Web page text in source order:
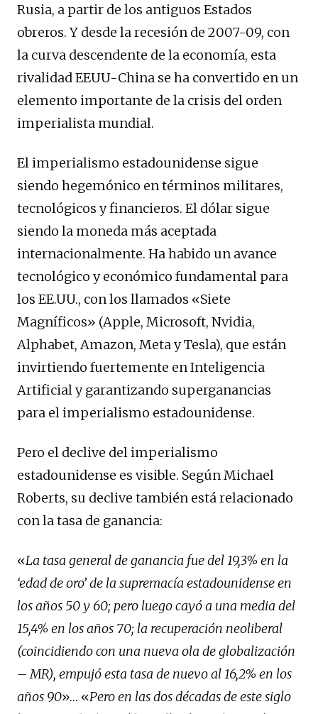
Rusia, a partir de los antiguos Estados
obreros. Y desde la recesión de 2007-09, con
la curva descendente de la economía, esta
rivalidad EEUU-China se ha convertido en un
elemento importante de la crisis del orden
imperialista mundial.
El imperialismo estadounidense sigue
siendo hegemónico en términos militares,
tecnológicos y financieros. El dólar sigue
siendo la moneda más aceptada
internacionalmente. Ha habido un avance
tecnológico y económico fundamental para
los EE.UU., con los llamados «Siete
Magníficos» (Apple, Microsoft, Nvidia,
Alphabet, Amazon, Meta y Tesla), que están
invirtiendo fuertemente en Inteligencia
Artificial y garantizando superganancias
para el imperialismo estadounidense.
Pero el declive del imperialismo
estadounidense es visible. Según Michael
Roberts, su declive también está relacionado
con la tasa de ganancia:
«La tasa general de ganancia fue del 19,3% en la
‘edad de oro’ de la supremacía estadounidense en
los años 50 y 60; pero luego cayó a una media del
15,4% en los años 70; la recuperación neoliberal
(coincidiendo con una nueva ola de globalización
– MR), empujó esta tasa de nuevo al 16,2% en los
años 90»… «Pero en las dos décadas de este siglo